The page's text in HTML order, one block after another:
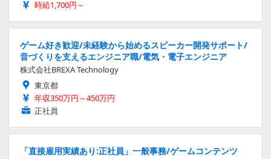
時給1,700円～
ゲーム好き歓迎/未経験から始めるスピーカー開発サポート/
音づくりを支えるエンジニア職/電気・電子エンジニア
株式会社BREXA Technology
東京都
年収350万円～450万円
正社員
「直接雇用実績あり:正社員」一般事務/ゲームコンテンツ